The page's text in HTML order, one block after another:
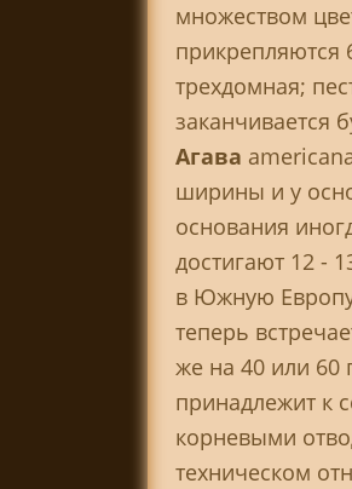
множеством
прикрепляются
трехдомная;
заканчивается
Агава
ширины и у
основания
достигают 12 -
в Южную
теперь
же на 40 или 60
принадлежит к
корневыми
техническом